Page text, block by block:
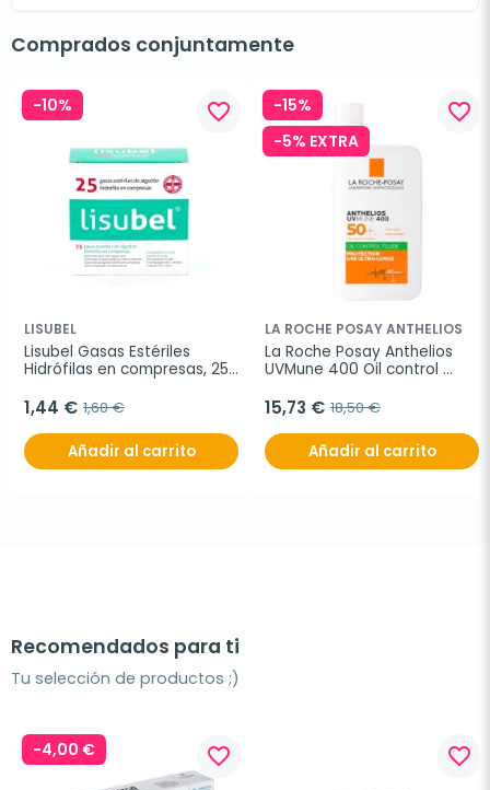
Comprados conjuntamente
-10% favorite_border
LISUBEL
Lisubel Gasas Estériles
Hidrófilas en compresas, 25
1,44 € 1,60 €
Añadir al carrito
-15%
-5% EXTRA
favorite_border
LA ROCHE POSAY ANTHELIOS
La Roche Posay Anthelios
UVMune 400 Oil control
15,73 € 18,50 €
Añadir al carrito
Recomendados para ti
Tu selección de productos ;)
-4,00 € favorite_border favorite_border